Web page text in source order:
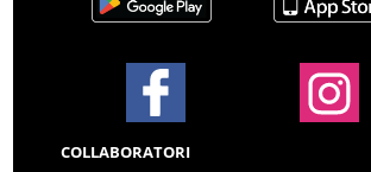
COLLABORATORI